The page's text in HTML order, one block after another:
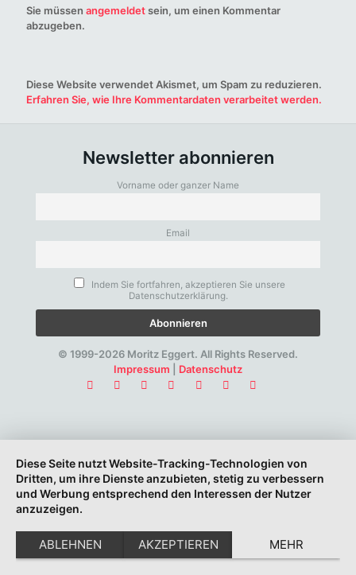
Sie müssen angemeldetsein, um einen Kommentar
abzugeben.
Diese Website verwendet Akismet, um Spam zu reduzieren.
Erfahren Sie, wie Ihre Kommentardaten verarbeitet werden.
Newsletter abonnieren
Vorname oder ganzer Name
Email
Indem Sie fortfahren, akzeptieren Sie unsere
Datenschutzerklärung.
© 1999-2026 Moritz Eggert. All Rights Reserved.
Impressum
Datenschutz
Diese Seite nutzt Website-Tracking-Technologien von
Dritten, um ihre Dienste anzubieten, stetig zu verbessern
und Werbung entsprechend den Interessen der Nutzer
anzuzeigen.
ABLEHNEN AKZEPTIEREN MEHR